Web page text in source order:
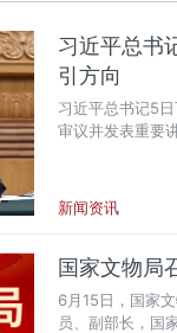
习近平总书
引方向
习近平总书记5
审议并发表重要
梁，各省份发挥
展，确保“十五五
新闻资讯
国家文物局
6月15日，国家
员、副部长，国